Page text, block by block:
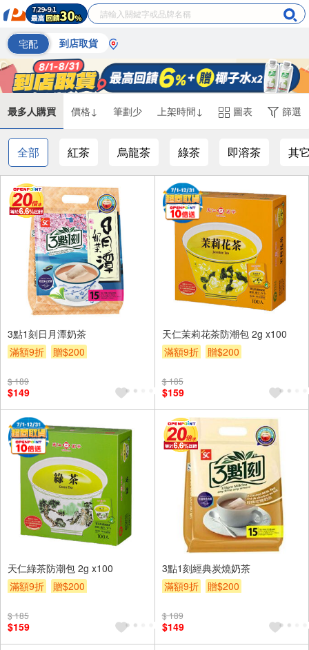
宅配 到店取貨
最多人購買 價格↓ 筆劃少 上架時間↓ 圖表 篩選
全部 紅茶 烏龍茶 綠茶 即溶茶 其
3點1刻日月潭奶茶
滿額9折
贈$200
$ 189
$149
天仁茉莉花茶防潮包 2g x100
滿額9折
贈$200
$ 185
$159
天仁綠茶防潮包 2g x100
滿額9折
贈$200
$ 185
$159
3點1刻經典炭燒奶茶
滿額9折
贈$200
$ 189
$149